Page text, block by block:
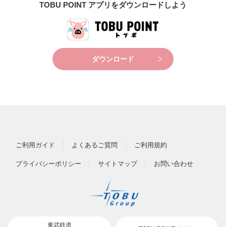
TOBU POINT アプリをダウンロードしよう
ダウンロード
ご利用ガイド よくあるご質問 ご利用規約
プライバシーポリシー サイトマップ お問い合わせ
東武鉄道